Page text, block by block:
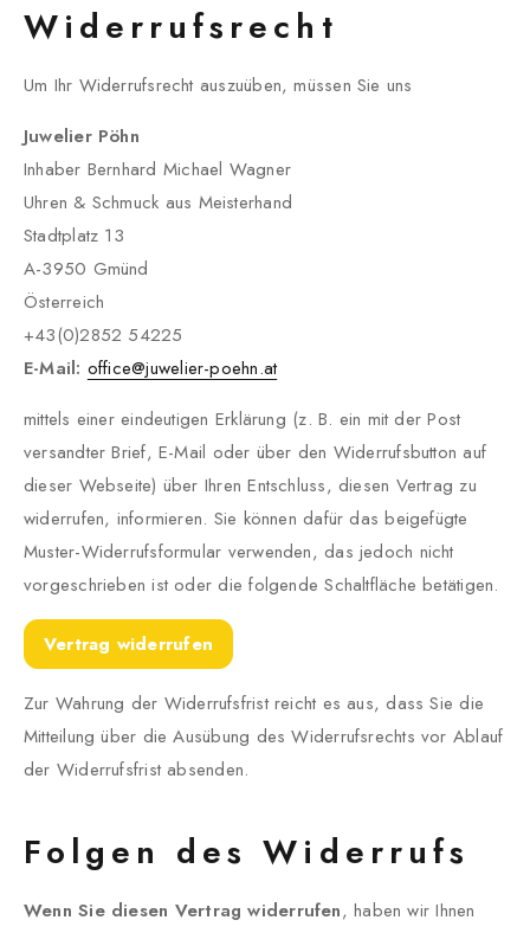
Widerrufsrecht
Um Ihr Widerrufsrecht auszuüben, müssen Sie uns
Juwelier Pöhn
Inhaber Bernhard Michael Wagner
Uhren & Schmuck aus Meisterhand
Stadtplatz 13
A-3950 Gmünd
Österreich
+43(0)2852 54225
E-Mail: office@juwelier-poehn.at
mittels einer eindeutigen Erklärung (z. B. ein mit der Post
versandter Brief, E-Mail oder über den Widerrufsbutton auf
dieser Webseite) über Ihren Entschluss, diesen Vertrag zu
widerrufen, informieren. Sie können dafür das beigefügte
Muster-Widerrufsformular verwenden, das jedoch nicht
vorgeschrieben ist oder die folgende Schaltfläche betätigen.
Vertrag widerrufen
Zur Wahrung der Widerrufsfrist reicht es aus, dass Sie die
Mitteilung über die Ausübung des Widerrufsrechts vor Ablauf
der Widerrufsfrist absenden.
Folgen des Widerrufs
Wenn Sie diesen Vertrag widerrufen, haben wir Ihnen